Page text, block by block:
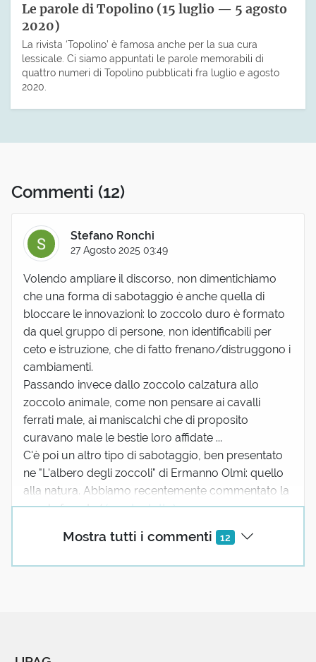
Le parole di Topolino (15 luglio — 5 agosto
2020)
La rivista ‘Topolino’ è famosa anche per la sua cura
lessicale. Ci siamo appuntati le parole memorabili di
quattro numeri di Topolino pubblicati fra luglio e agosto
2020.
Commenti (12)
Mostra tutti i commenti 12
Stefano Ronchi
27 Agosto 2025 03:49
Volendo ampliare il discorso, non dimentichiamo
che una forma di sabotaggio è anche quella di
bloccare le innovazioni: lo zoccolo duro è formato
da quel gruppo di persone, non identificabili per
ceto e istruzione, che di fatto frenano/distruggono i
cambiamenti.
Passando invece dallo zoccolo calzatura allo
zoccolo animale, come non pensare ai cavalli
ferrati male, ai maniscalchi che di proposito
curavano male le bestie loro affidate ...
C'è poi un altro tipo di sabotaggio, ben presentato
ne "L'albero degli zoccoli" di Ermanno Olmi: quello
alla natura. Abbiamo recentemente commentato la
parola foresta ( (mostra tutto)